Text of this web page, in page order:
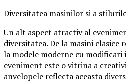
Diversitatea masinilor si a
Un alt aspect atractiv al
diversitatea. De la masini clasice
la modele moderne cu
eveniment este o vitrina a
anvelopele reflecta aceasta